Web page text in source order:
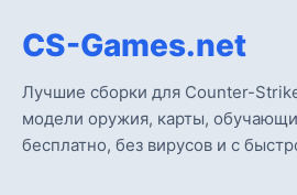
CS-Games.net
Лучшие сборки для Counter-
модели оружия, карты,
бесплатно, без вирусов и с